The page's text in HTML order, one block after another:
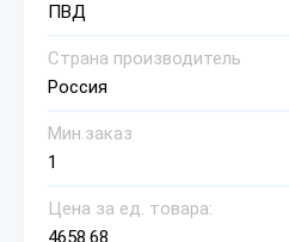
ПВД
Страна производитель
Россия
Мин.заказ
1
Цена за ед. товара:
4658.68